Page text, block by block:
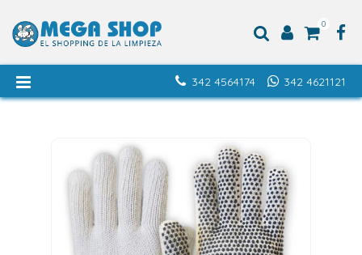
0
342 4621121
342 4564174